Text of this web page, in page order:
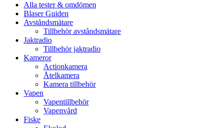
Alla tester & omdömen
Blaser Guiden
Avståndsmätare
Tillbehör avståndsmätare
Jaktradio
Tillbehör jaktradio
Kameror
Actionkamera
Åtelkamera
Kamera tillbehör
Vapen
Vapentillbehör
Vapenvård
Fiske